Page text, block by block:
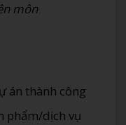
môn
án thành công
phẩm/dịch vụ